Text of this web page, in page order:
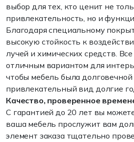
выбордля тех, кто ценит не
привлекательность, но и
Благодаря специальному
высокую стойкость к
лучей и химических средств. Все
отличным вариантом для
чтобы мебель была долговечной
привлекательный вид долгие
Качество, проверенное
С гарантиейдо 20 лет вы
ваша мебель прослужит вам
элемент заказа тщательно